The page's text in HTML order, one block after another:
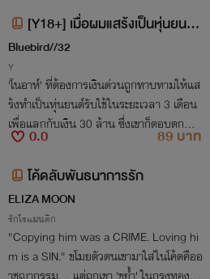
[Y18+] เมื่อผมแสร้งเป็นหุ่นยนต์
รับใช้ของชายโรคจิตที่แอบชอบผม
Bluebird//32
Y
'โนอาห์' ที่ต้องการเงินด่วนถูกทาบทามให้แส
ร้งทำเป็นหุ่นยนต์รับใช้ในระยะเวลา 3 เดือน
เพื่อแลกกับเงิน 30 ล้าน ซึ่งเขาก็ตอบตกลง
แต่ดูเหมือนว่าเจ้านายที่เขาต้องไปรับใช้นั้นจะ
0.0
89 บาท
โค้ดลับพันธนาการรัก
ELIZA MOON
รักโรแมนติก
"Copying him was a CRIME. Loving hi
m is a SIN." ขโมยตัวตนเขามาใส่ในโค้ดคืออ